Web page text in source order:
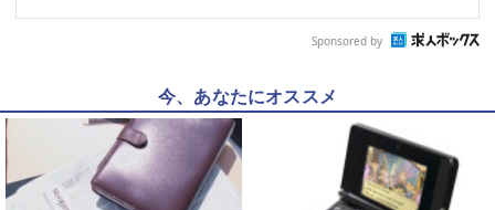
Sponsored by
今、あなたにオススメ